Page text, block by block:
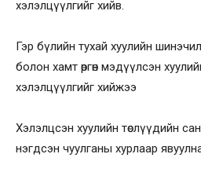
хэлэлцүүлгийг хийв.
Гэр бүлийн тухай хуулийн
болон хамт өргөн мэдүүлсэн
хэлэлцүүлгийг хийжээ
Хэлэлцсэн хуулийн төслүүдийн
нэгдсэн чуулганы хурлаар